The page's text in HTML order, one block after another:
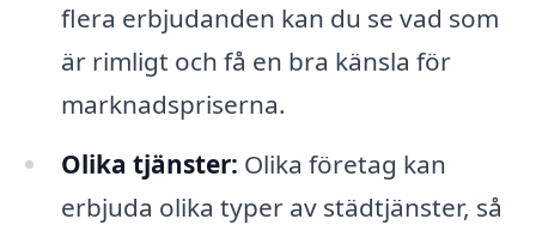
flera erbjudanden kan du se vad som
är rimligt och få en bra känsla för
marknadspriserna.
Olika tjänster: Olika företag kan
erbjuda olika typer av städtjänster, så